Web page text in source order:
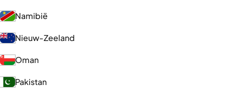
Namibië
Nieuw-Zeeland
Oman
Pakistan